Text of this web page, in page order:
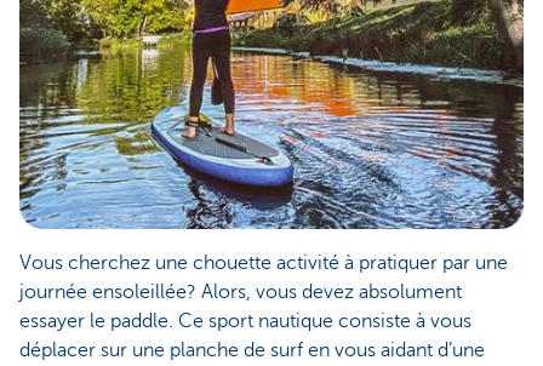
Vous cherchez une chouette activité à pratiquer par une
journée ensoleillée? Alors, vous devez absolument
essayer le paddle. Ce sport nautique consiste à vous
déplacer sur une planche de surf en vous aidant d’une